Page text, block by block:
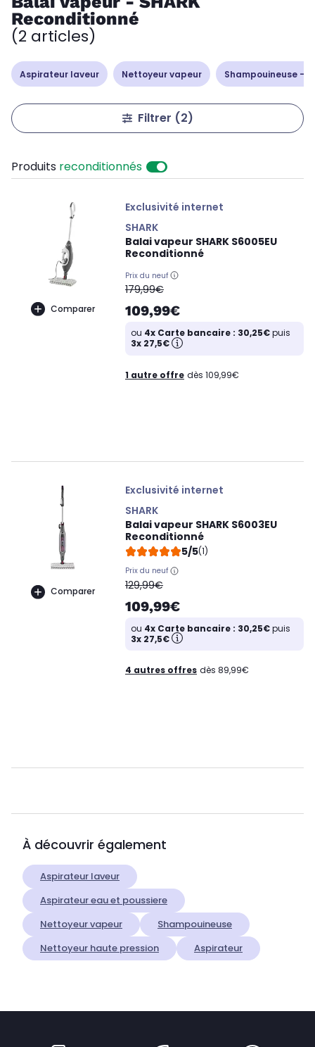
Reconditionné
(2 articles)
Aspirateur laveur Nettoyeur vapeur Shampouineuse -
Filtrer (2)
Produits reconditionnés
Comparer
Exclusivité internet
SHARK
Balai vapeur SHARK S6005EU
Reconditionné
Prix du neuf
oldPrice
179,99€
109,99€
ou 4x Carte bancaire : 30,25€puis
3x 27,5€
1 autre offre dès 109,99€
Comparer
Exclusivité internet
SHARK
Balai vapeur SHARK S6003EU
Reconditionné
5/5(1)
Prix du neuf
oldPrice
129,99€
109,99€
ou 4x Carte bancaire : 30,25€puis
3x 27,5€
4 autres offres dès 89,99€
À découvrir également
Aspirateur laveur
Aspirateur eau et poussiere
Nettoyeur vapeur
Shampouineuse
Nettoyeur haute pression
Aspirateur